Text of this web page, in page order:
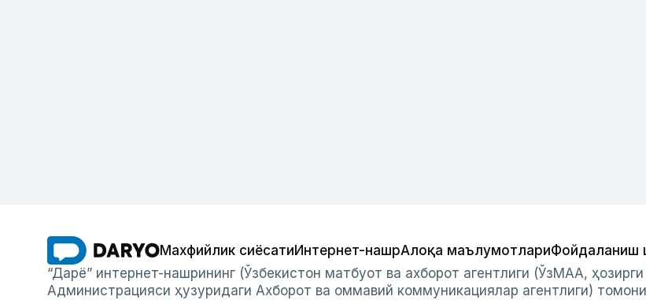
Махфийлик сиёсатиИнтернет-нашрАлоқа маълумотлариФойдаланиш
“Дарё” интернет-нашрининг (Ўзбекистон матбуот ва ахборот агентлиги (ЎзМАА,
Администрацияси ҳузуридаги Ахборот ва оммавий коммуникациялар агентлиги)